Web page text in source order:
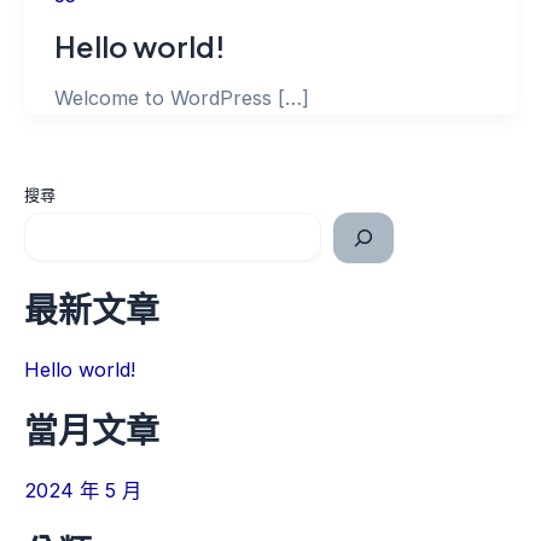
Hello world!
Welcome to WordPress […]
搜尋
最新文章
Hello world!
當月文章
2024 年 5 月